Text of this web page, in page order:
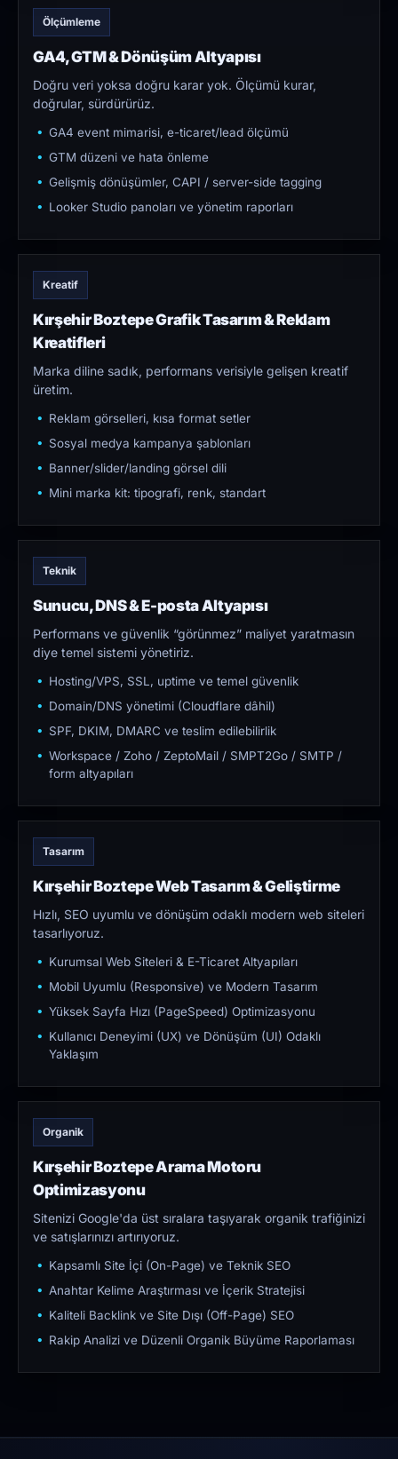
Ölçümleme
GA4, GTM & Dönüşüm Altyapısı
Doğru veri yoksa doğru karar yok. Ölçümü kurar,
doğrular, sürdürürüz.
GA4 event mimarisi, e-ticaret/lead ölçümü
GTM düzeni ve hata önleme
Gelişmiş dönüşümler, CAPI / server-side tagging
Looker Studio panoları ve yönetim raporları
Kreatif
Kırşehir Boztepe Grafik Tasarım & Reklam
Kreatifleri
Marka diline sadık, performans verisiyle gelişen kreatif
üretim.
Reklam görselleri, kısa format setler
Sosyal medya kampanya şablonları
Banner/slider/landing görsel dili
Mini marka kit: tipografi, renk, standart
Teknik
Sunucu, DNS & E-posta Altyapısı
Performans ve güvenlik “görünmez” maliyet yaratmasın
diye temel sistemi yönetiriz.
Hosting/VPS, SSL, uptime ve temel güvenlik
Domain/DNS yönetimi (Cloudflare dâhil)
SPF, DKIM, DMARC ve teslim edilebilirlik
Workspace / Zoho / ZeptoMail / SMPT2Go / SMTP /
form altyapıları
Tasarım
Kırşehir Boztepe Web Tasarım & Geliştirme
Hızlı, SEO uyumlu ve dönüşüm odaklı modern web siteleri
tasarlıyoruz.
Kurumsal Web Siteleri & E-Ticaret Altyapıları
Mobil Uyumlu (Responsive) ve Modern Tasarım
Yüksek Sayfa Hızı (PageSpeed) Optimizasyonu
Kullanıcı Deneyimi (UX) ve Dönüşüm (UI) Odaklı
Yaklaşım
Organik
Kırşehir Boztepe Arama Motoru
Optimizasyonu
Sitenizi Google'da üst sıralara taşıyarak organik trafiğinizi
ve satışlarınızı artırıyoruz.
Kapsamlı Site İçi (On-Page) ve Teknik SEO
Anahtar Kelime Araştırması ve İçerik Stratejisi
Kaliteli Backlink ve Site Dışı (Off-Page) SEO
Rakip Analizi ve Düzenli Organik Büyüme Raporlaması